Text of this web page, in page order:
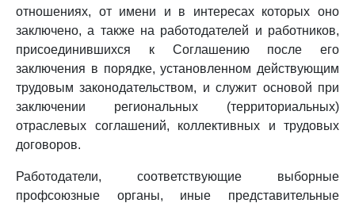
отношениях, от имени и в интересах которых оно
заключено, а также на работодателей и работников,
присоединившихся к Соглашению после его
заключения в порядке, установленном действующим
трудовым законодательством, и служит основой при
заключении региональных (территориальных)
отраслевых соглашений, коллективных и трудовых
договоров.
Работодатели, соответствующие выборные
профсоюзные органы, иные представительные